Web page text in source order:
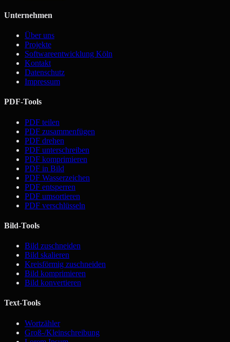
Unternehmen
Über uns
Projekte
Softwareentwicklung Köln
Kontakt
Datenschutz
Impressum
PDF-Tools
PDF teilen
PDF zusammenfügen
PDF drehen
PDF unterschreiben
PDF komprimieren
PDF in Bild
PDF Wasserzeichen
PDF entsperren
PDF umsortieren
PDF verschlüsseln
Bild-Tools
Bild zuschneiden
Bild skalieren
Kreisförmig zuschneiden
Bild komprimieren
Bild konvertieren
Text-Tools
Wortzähler
Groß-/Kleinschreibung